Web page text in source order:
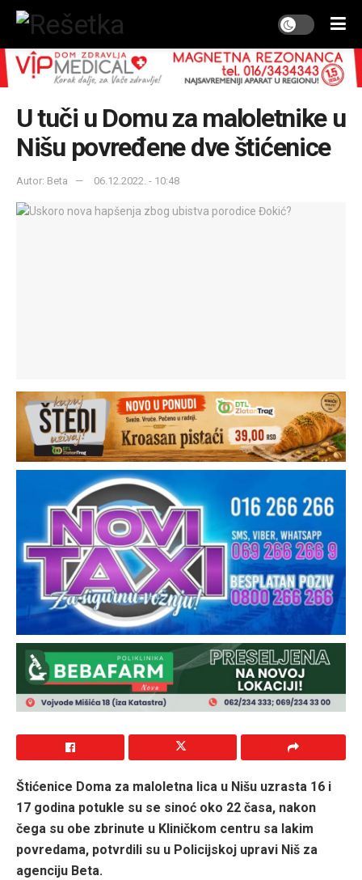
U tuči u Domu za maloletnike u
Nišu povređene dve štićenice
Autor: Beta 06.12.2022. - 10:48
Štićenice Doma za maloletna lica u Nišu uzrasta 16 i
17 godina potukle su se sinoć oko 22 časa, nakon
čega su obe zbrinute u Kliničkom centru sa lakim
povredama, potvrdili su u Policijskoj upravi Niš za
agenciju Beta.